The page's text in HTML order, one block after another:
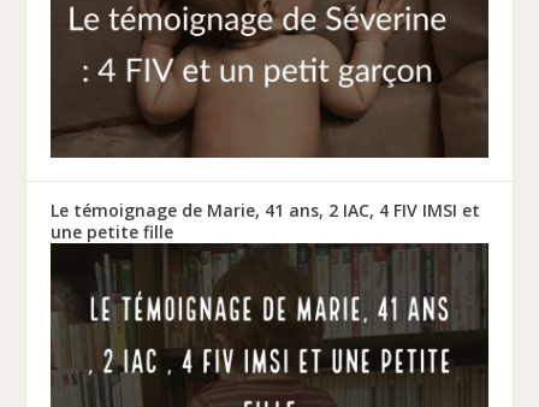
Le témoignage de Marie, 41 ans, 2 IAC, 4 FIV IMSI et
une petite fille